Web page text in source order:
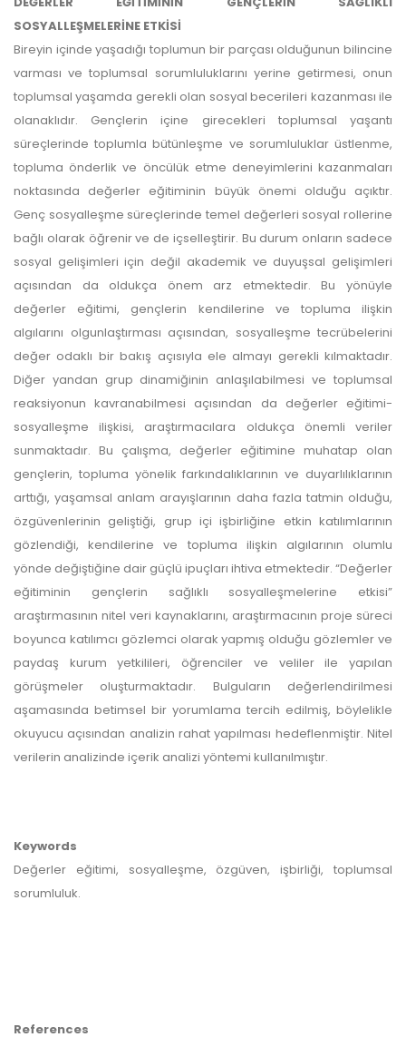
SOSYALLEŞMELERİNE ETKİSİ
Bireyin içinde yaşadığı toplumun bir parçası olduğunun bilincine
varması ve toplumsal sorumluluklarını yerine getirmesi, onun
toplumsal yaşamda gerekli olan sosyal becerileri kazanması ile
olanaklıdır. Gençlerin içine girecekleri toplumsal yaşantı
süreçlerinde toplumla bütünleşme ve sorumluluklar üstlenme,
topluma önderlik ve öncülük etme deneyimlerini kazanmaları
noktasında değerler eğitiminin büyük önemi olduğu açıktır.
Genç sosyalleşme süreçlerinde temel değerleri sosyal rollerine
bağlı olarak öğrenir ve de içselleştirir. Bu durum onların sadece
sosyal gelişimleri için değil akademik ve duyuşsal gelişimleri
açısından da oldukça önem arz etmektedir. Bu yönüyle
değerler eğitimi, gençlerin kendilerine ve topluma ilişkin
algılarını olgunlaştırması açısından, sosyalleşme tecrübelerini
değer odaklı bir bakış açısıyla ele almayı gerekli kılmaktadır.
Diğer yandan grup dinamiğinin anlaşılabilmesi ve toplumsal
reaksiyonun kavranabilmesi açısından da değerler eğitimi-
sosyalleşme ilişkisi, araştırmacılara oldukça önemli veriler
sunmaktadır. Bu çalışma, değerler eğitimine muhatap olan
gençlerin, topluma yönelik farkındalıklarının ve duyarlılıklarının
arttığı, yaşamsal anlam arayışlarının daha fazla tatmin olduğu,
özgüvenlerinin geliştiği, grup içi işbirliğine etkin katılımlarının
gözlendiği, kendilerine ve topluma ilişkin algılarının olumlu
yönde değiştiğine dair güçlü ipuçları ihtiva etmektedir. “Değerler
eğitiminin gençlerin sağlıklı sosyalleşmelerine etkisi”
araştırmasının nitel veri kaynaklarını, araştırmacının proje süreci
boyunca katılımcı gözlemci olarak yapmış olduğu gözlemler ve
paydaş kurum yetkilileri, öğrenciler ve veliler ile yapılan
görüşmeler oluşturmaktadır. Bulguların değerlendirilmesi
aşamasında betimsel bir yorumlama tercih edilmiş, böylelikle
okuyucu açısından analizin rahat yapılması hedeflenmiştir. Nitel
verilerin analizinde içerik analizi yöntemi kullanılmıştır.
Keywords
Değerler eğitimi, sosyalleşme, özgüven, işbirliği, toplumsal
sorumluluk.
References